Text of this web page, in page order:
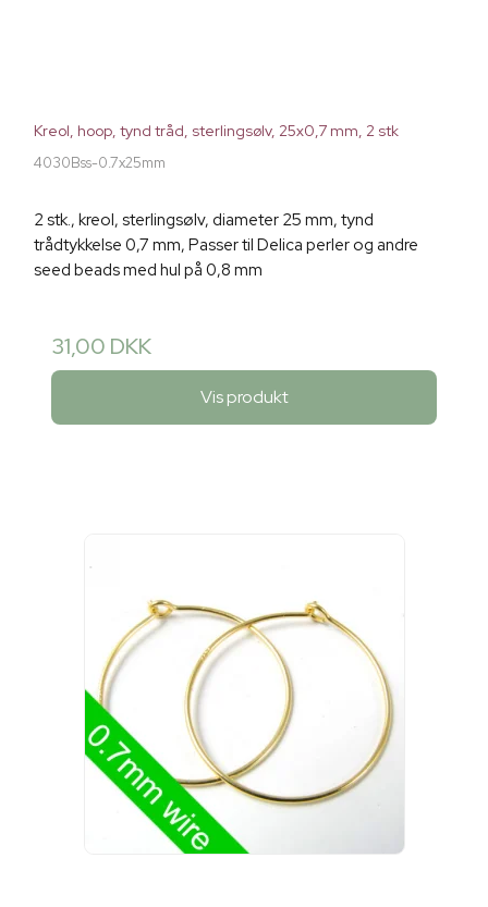
Kreol, hoop, tynd tråd, sterlingsølv, 25x0,7 mm, 2 stk
4030Bss-0.7x25mm
2 stk., kreol, sterlingsølv, diameter 25 mm, tynd
trådtykkelse 0,7 mm, Passer til Delica perler og andre
seed beads med hul på 0,8 mm
31,00 DKK
Vis produkt